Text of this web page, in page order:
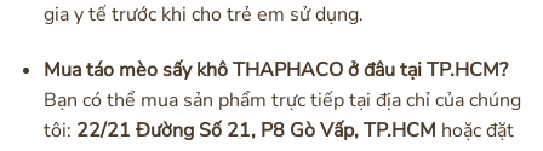
gia y tế trước khi cho trẻ em sử dụng.
Mua táo mèo sấy khô THAPHACO ở đâu tại TP.HCM?
Bạn có thể mua sản phẩm trực tiếp tại địa chỉ của chúng
tôi: 22/21 Đường Số 21, P8 Gò Vấp, TP.HCM hoặc đặt